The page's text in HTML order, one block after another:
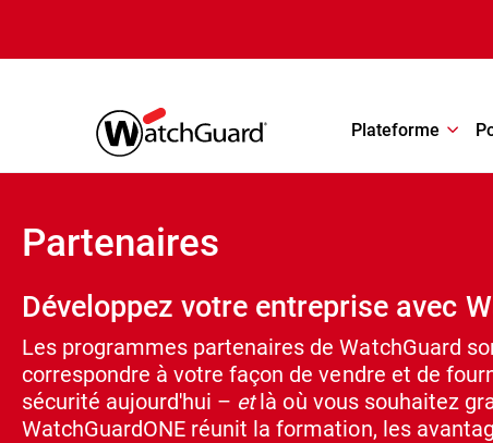
Plateforme
Partenaires
Développez votre entreprise avec
Les programmes partenaires de WatchGuard
correspondre à votre façon de vendre et de
sécurité aujourd'hui – etlà où vous souhaitez
WatchGuardONE réunit la formation, les